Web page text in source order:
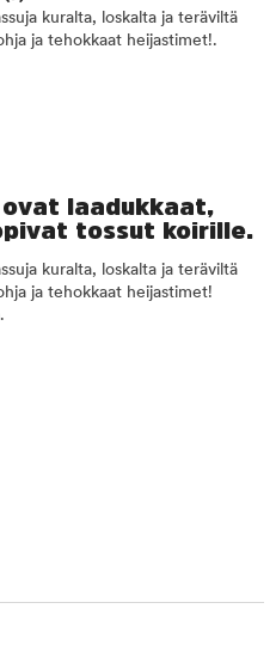
kuralta, loskalta ja teräviltä
ja tehokkaat heijastimet!.
laadukkaat,
tossut koirille.
kuralta, loskalta ja teräviltä
ja tehokkaat heijastimet!